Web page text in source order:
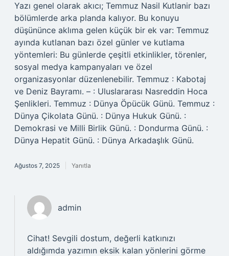
Yazı genel olarak akıcı; Temmuz Nasil Kutlanir bazı
bölümlerde arka planda kalıyor. Bu konuyu
düşününce aklıma gelen küçük bir ek var: Temmuz
ayında kutlanan bazı özel günler ve kutlama
yöntemleri: Bu günlerde çeşitli etkinlikler, törenler,
sosyal medya kampanyaları ve özel
organizasyonlar düzenlenebilir. Temmuz : Kabotaj
ve Deniz Bayramı. – : Uluslararası Nasreddin Hoca
Şenlikleri. Temmuz : Dünya Öpücük Günü. Temmuz :
Dünya Çikolata Günü. : Dünya Hukuk Günü. :
Demokrasi ve Milli Birlik Günü. : Dondurma Günü. :
Dünya Hepatit Günü. : Dünya Arkadaşlık Günü.
Ağustos 7, 2025 Yanıtla
admin
Cihat! Sevgili dostum, değerli katkınızı
aldığımda yazımın eksik kalan yönlerini görme